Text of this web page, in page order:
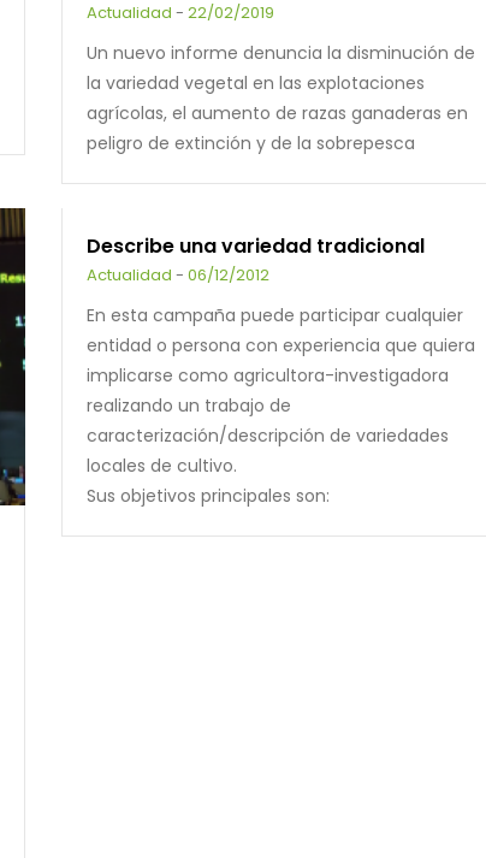
Actualidad - 22/02/2019
Un nuevo informe denuncia la disminución de
la variedad vegetal en las explotaciones
agrícolas, el aumento de razas ganaderas en
peligro de extinción y de la sobrepesca
Describe una variedad tradicional
Actualidad - 06/12/2012
En esta campaña puede participar cualquier
entidad o persona con experiencia que quiera
implicarse como agricultora-investigadora
realizando un trabajo de
caracterización/descripción de variedades
locales de cultivo.
Sus objetivos principales son: